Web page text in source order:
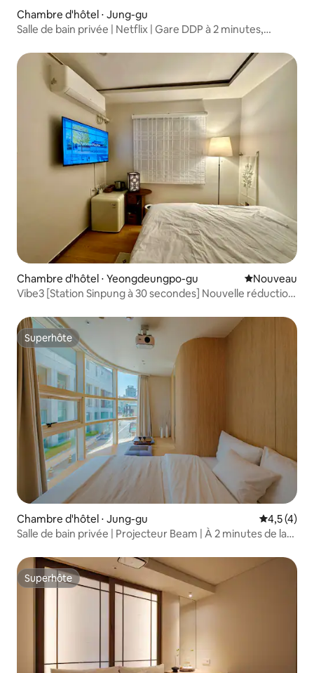
Chambre d'hôtel ⋅ Jung-gu
Salle de bain privée | Netflix | Gare DDP à 2 minutes,
marché de Gwangjang
Chambre d'hôtel ⋅ Yeongdeungpo-gu Nouvel
Nouveau
Vibe3 [Station Sinpung à 30 secondes] Nouvelle réduction
hébergement économique pour 2 personnes
Superhôte
Superhôte
Chambre d'hôtel ⋅ Jung-gu Évaluation
4,5 (4)
Salle de bain privée | Projecteur Beam | À 2 minutes de la
esthétique
Superhôte
Superhôte